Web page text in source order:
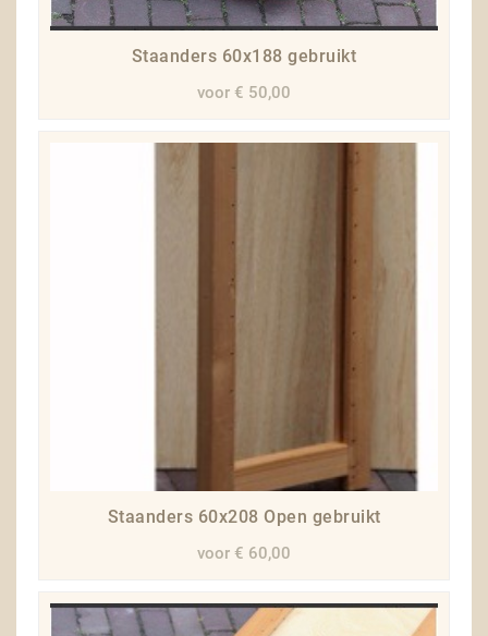
Staanders 60x188 gebruikt
voor € 50,00
Staanders 60x208 Open gebruikt
voor € 60,00